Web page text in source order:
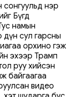
нэр
Бүгд
намын
дүн сул гарсны
орхино гэж
эхээр Трамп
руу хийсэн
байгаагаа
видео